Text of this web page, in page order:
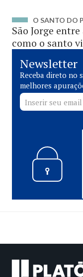
O SANTO DO
São Jorge
como o santo
Newsletter
Receba direto no
melhores